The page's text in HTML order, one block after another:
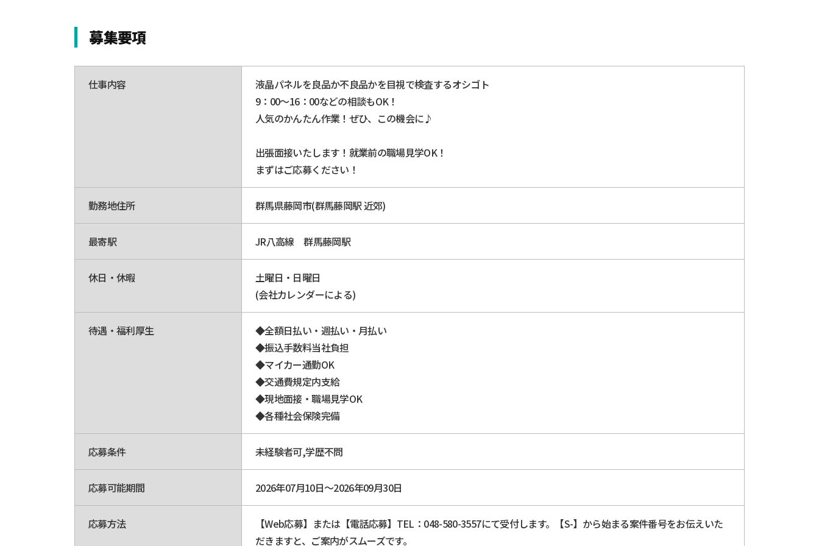
募集要項
仕事内容
液晶パネルを良品か不良品かを目視で検査するオシゴト
9：00～16：00などの相談もOK！
人気のかんたん作業！ぜひ、この機会に♪
出張面接いたします！就業前の職場見学OK！
まずはご応募ください！
勤務地住所 群馬県藤岡市(群馬藤岡駅 近郊)
最寄駅 JR八高線 群馬藤岡駅
休日・休暇
土曜日・日曜日
(会社カレンダーによる)
待遇・福利厚生
◆全額日払い・週払い・月払い
◆振込手数料当社負担
◆マイカー通勤OK
◆交通費規定内支給
◆現地面接・職場見学OK
◆各種社会保険完備
応募条件 未経験者可,学歴不問
応募可能期間 2026年07月10日～2026年09月30日
応募方法
【Web応募】または【電話応募】TEL：048-580-3557にて受付します。【S-】から始まる案件番号をお伝えいた
だきますと、ご案内がスムーズです。